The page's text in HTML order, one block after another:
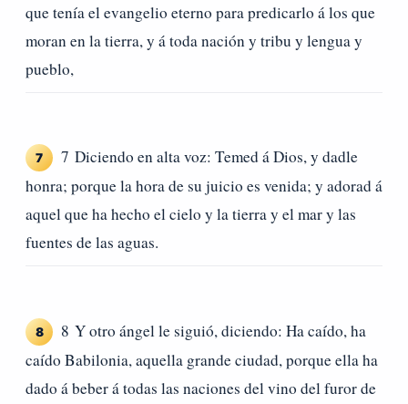
que tenía el evangelio eterno para predicarlo á los que
moran en la tierra, y á toda nación y tribu y lengua y
pueblo,
7
7 Diciendo en alta voz: Temed á Dios, y dadle
honra; porque la hora de su juicio es venida; y adorad á
aquel que ha hecho el cielo y la tierra y el mar y las
fuentes de las aguas.
8
8 Y otro ángel le siguió, diciendo: Ha caído, ha
caído Babilonia, aquella grande ciudad, porque ella ha
dado á beber á todas las naciones del vino del furor de